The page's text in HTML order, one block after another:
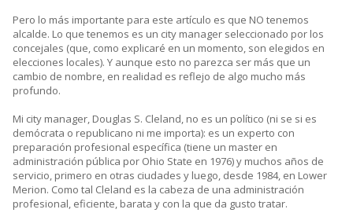
Pero lo más importante para este artículo es que NO tenemos
alcalde. Lo que tenemos es un city manager seleccionado por los
concejales (que, como explicaré en un momento, son elegidos en
elecciones locales). Y aunque esto no parezca ser más que un
cambio de nombre, en realidad es reflejo de algo mucho más
profundo.
Mi city manager, Douglas S. Cleland, no es un político (ni se si es
demócrata o republicano ni me importa): es un experto con
preparación profesional específica (tiene un master en
administración pública por Ohio State en 1976) y muchos años de
servicio, primero en otras ciudades y luego, desde 1984, en Lower
Merion. Como tal Cleland es la cabeza de una administración
profesional, eficiente, barata y con la que da gusto tratar.